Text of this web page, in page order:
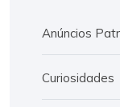
Anúncios
Curiosidades